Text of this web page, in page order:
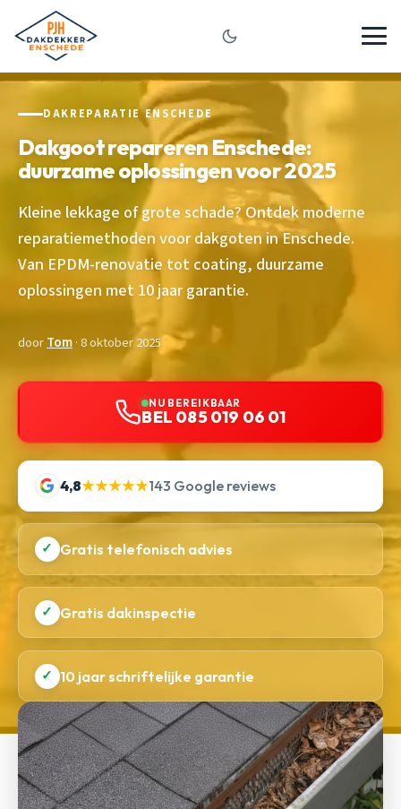
DAKREPARATIE ENSCHEDE
Dakgoot repareren Enschede:
duurzame oplossingen voor 2025
Kleine lekkage of grote schade? Ontdek moderne
reparatiemethoden voor dakgoten in Enschede.
Van EPDM-renovatie tot coating, duurzame
oplossingen met 10 jaar garantie.
doorTom· 8 oktober 2025
NU BEREIKBAAR
BEL 085 019 06 01
4,8★★★★★143 Google reviews
✓ Gratis telefonisch advies
✓ Gratis dakinspectie
✓ 10 jaar schriftelijke garantie